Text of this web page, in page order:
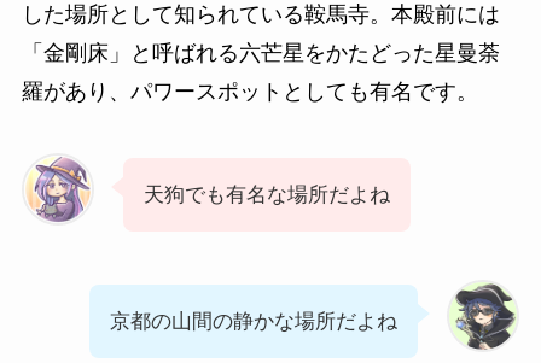
した場所として知られている鞍馬寺。本殿前には
「金剛床」と呼ばれる六芒星をかたどった星曼荼
羅があり、パワースポットとしても有名です。
天狗でも有名な場所だよね
京都の山間の静かな場所だよね